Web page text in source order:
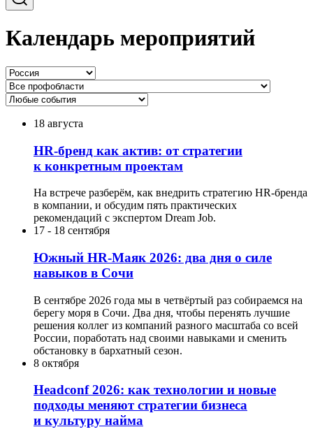
Календарь мероприятий
18 августа
HR-бренд как актив: от стратегии
к конкретным проектам
На встрече разберём, как внедрить стратегию HR-бренда
в компании, и обсудим пять практических
рекомендаций с экспертом Dream Job.
17 - 18 сентября
Южный HR-Маяк 2026: два дня о силе
навыков в Сочи
В сентябре 2026 года мы в четвёртый раз собираемся на
берегу моря в Сочи. Два дня, чтобы перенять лучшие
решения коллег из компаний разного масштаба со всей
России, поработать над своими навыками и сменить
обстановку в бархатный сезон.
8 октября
Headсonf 2026: как технологии и новые
подходы меняют стратегии бизнеса
и культуру найма